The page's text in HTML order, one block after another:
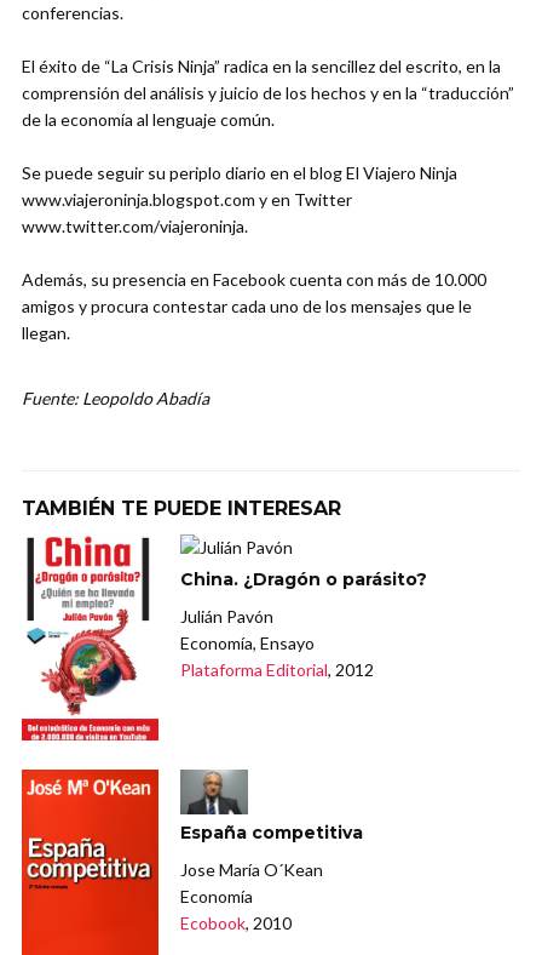
conferencias.
El éxito de “La Crisis Ninja” radica en la sencillez del escrito, en la
comprensión del análisis y juicio de los hechos y en la “traducción”
de la economía al lenguaje común.
Se puede seguir su periplo diario en el blog El Viajero Ninja
www.viajeroninja.blogspot.com y en Twitter
www.twitter.com/viajeroninja.
Además, su presencia en Facebook cuenta con más de 10.000
amigos y procura contestar cada uno de los mensajes que le
llegan.
Fuente: Leopoldo Abadía
TAMBIÉN TE PUEDE INTERESAR
China. ¿Dragón o parásito?
Julián Pavón
Economía, Ensayo
Plataforma Editorial, 2012
España competitiva
Jose María O´Kean
Economía
Ecobook, 2010